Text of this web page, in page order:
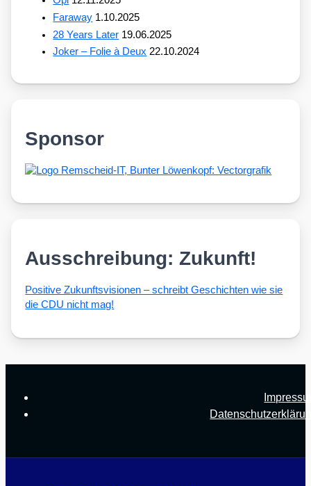
Faraway 1.10.2025
28 Years Later 19.06.2025
Joker – Folie à Deux 22.10.2024
Sponsor
Ausschreibung: Zukunft!
Posi­ti­ve Zukunfts­vi­sio­nen – schreibt Geschich­ten wie sie
die CDU nicht mag!